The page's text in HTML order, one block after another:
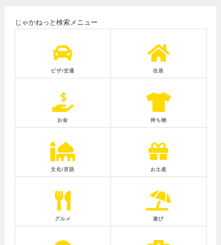
じゃかねっと検索メニュー
ビザ/交通 住居
お金 持ち物
文化/言語 お土産
グルメ 遊び